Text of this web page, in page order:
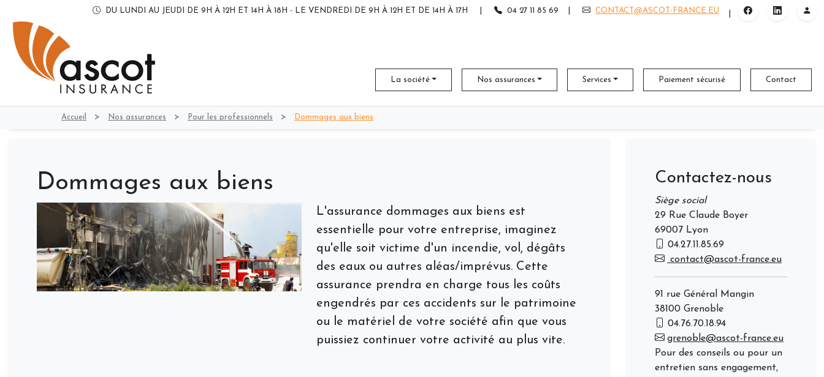
DU LUNDI AU JEUDI DE 9H À 12H ET 14H À 18H - LE VENDREDI DE 9H À 12H ET DE 14H À 17H 04 27 11 85 69 CONTACT@ASCOT-FRANCE.EU
La société Nos assurances Services Paiement sécurisé Contact
Accueil > Nos assurances > Pour les professionnels > Dommages aux biens
Dommages aux biens
L'assurance dommages aux biens est
essentielle pour votre entreprise, imaginez
qu'elle soit victime d'un incendie, vol, dégâts
des eaux ou autres aléas/imprévus. Cette
assurance prendra en charge tous les coûts
engendrés par ces accidents sur le patrimoine
ou le matériel de votre société afin que vous
puissiez continuer votre activité au plus vite.
Contactez-nous
Siège social
29 Rue Claude Boyer
69007 Lyon
04.27.11.85.69
contact@ascot-france.eu
91 rue Général Mangin
38100 Grenoble
04.76.70.18.94
grenoble@ascot-france.eu
Pour des conseils ou pour un
entretien sans engagement,